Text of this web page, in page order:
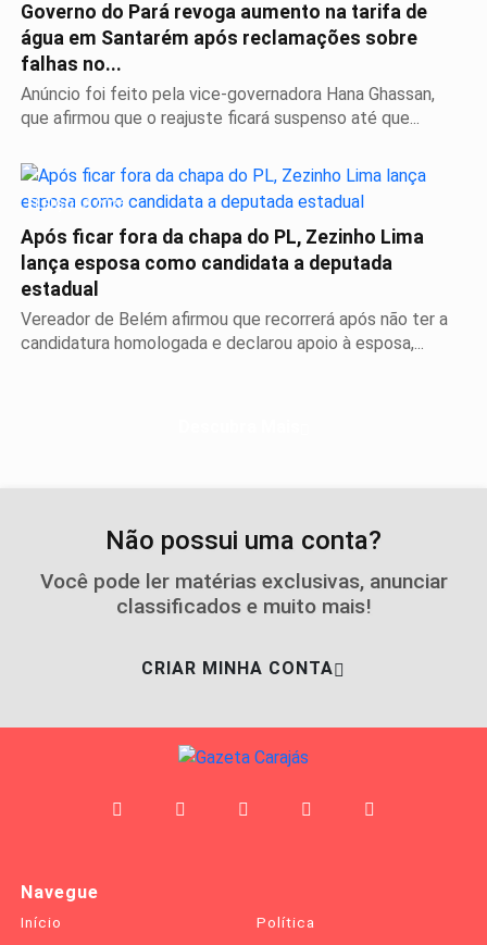
Governo do Pará revoga aumento na tarifa de
água em Santarém após reclamações sobre
falhas no...
Anúncio foi feito pela vice-governadora Hana Ghassan,
que afirmou que o reajuste ficará suspenso até que...
ELEIÇÕES 2026
Após ficar fora da chapa do PL, Zezinho Lima
lança esposa como candidata a deputada
estadual
Vereador de Belém afirmou que recorrerá após não ter a
candidatura homologada e declarou apoio à esposa,...
Não possui uma conta?
Você pode ler matérias exclusivas, anunciar
classificados e muito mais!
CRIAR MINHA CONTA
Navegue
Início
Política